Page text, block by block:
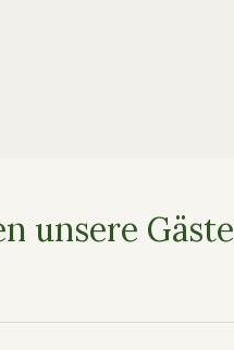
unsere Gäste